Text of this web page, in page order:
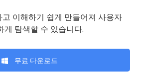
이해하기 쉽게 만들어져 사용자
게 탐색할 수 있습니다.
무료 다운로드